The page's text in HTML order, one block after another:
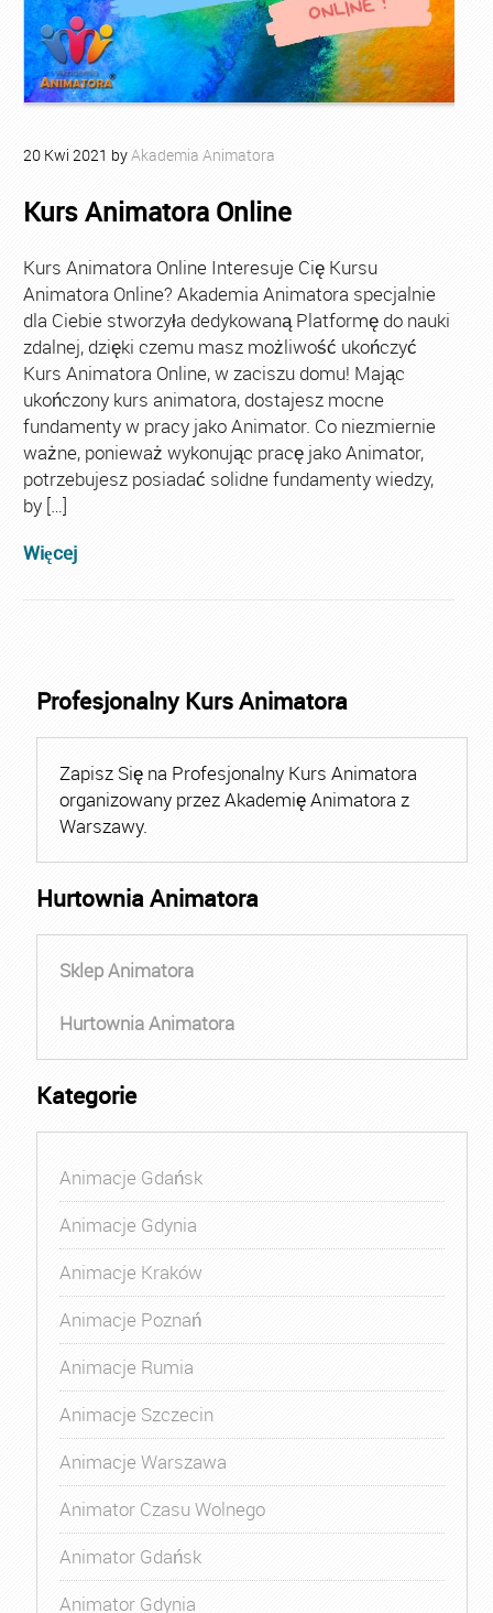
20 Kwi 2021 byAkademia Animatora
Kurs Animatora Online
Kurs Animatora Online Interesuje Cię Kursu
Animatora Online? Akademia Animatora specjalnie
dla Ciebie stworzyła dedykowaną Platformę do nauki
zdalnej, dzięki czemu masz możliwość ukończyć
Kurs Animatora Online, w zaciszu domu! Mając
ukończony kurs animatora, dostajesz mocne
fundamenty w pracy jako Animator. Co niezmiernie
ważne, ponieważ wykonując pracę jako Animator,
potrzebujesz posiadać solidne fundamenty wiedzy,
by […]
Więcej
Profesjonalny Kurs Animatora
Zapisz Się na Profesjonalny Kurs Animatora
organizowany przez Akademię Animatora z
Warszawy.
Hurtownia Animatora
Sklep Animatora
Hurtownia Animatora
Kategorie
Animacje Gdańsk
Animacje Gdynia
Animacje Kraków
Animacje Poznań
Animacje Rumia
Animacje Szczecin
Animacje Warszawa
Animator Czasu Wolnego
Animator Gdańsk
Animator Gdynia